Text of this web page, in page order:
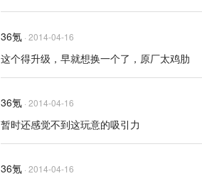
36氪 · 2014-04-16
这个得升级，早就想换一个了，原厂太鸡肋
36氪 · 2014-04-16
暂时还感觉不到这玩意的吸引力
36氪 · 2014-04-16